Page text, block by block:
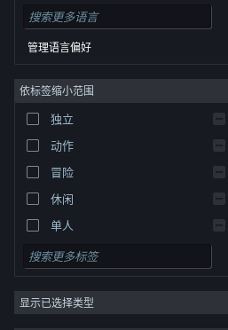
© Valve Corporation。保留所有权利。所有商标均为其
美国及其它国家/地区的各自持有者所有。隐私政策|
律信息|无障碍|Steam 订户协议
丹麦语
德语
英语
西班牙语 - 西班牙
西班牙语 - 拉丁美洲
希腊语
管理语言偏好
依标签缩小范围
独立
动作
冒险
休闲
单人
模拟
角色扮演
策略
显示已选择类型